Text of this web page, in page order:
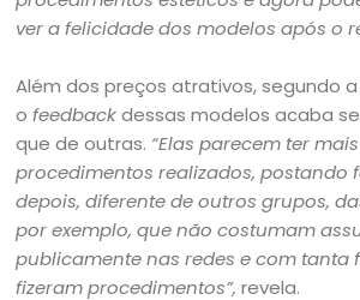
ver a felicidade dos modelos após o
Além dos preços atrativos, segundo a
ofeedbackdessas modelos acaba
que de outras. “Elas parecem ter
procedimentos realizados, postando
depois, diferente de outros grupos,
por exemplo,que não costumam
publicamente nas redes e com tanta
fizeram procedimentos”,revela.